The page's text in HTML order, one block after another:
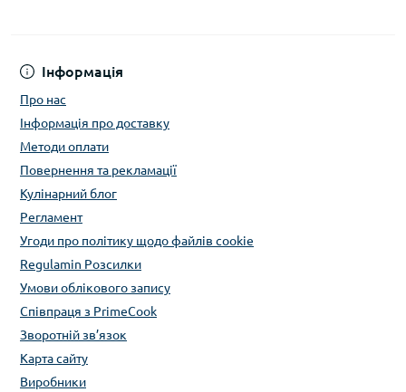
Інформація
Про нас
Інформація про доставку
Методи оплати
Повернення та рекламації
Кулінарний блог
Регламент
Угоди про політику щодо файлів cookie
Regulamin Розсилки
Умови облікового запису
Співпраця з PrimeCook
Зворотній зв’язок
Карта сайту
Виробники